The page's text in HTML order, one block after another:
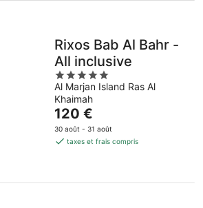
Rixos Bab Al Bahr -
All inclusive
5
out
of
5
Al Marjan Island Ras Al
Khaimah
Le
prix
est
par
120 €
30 août - 31 août
taxes et frais compris